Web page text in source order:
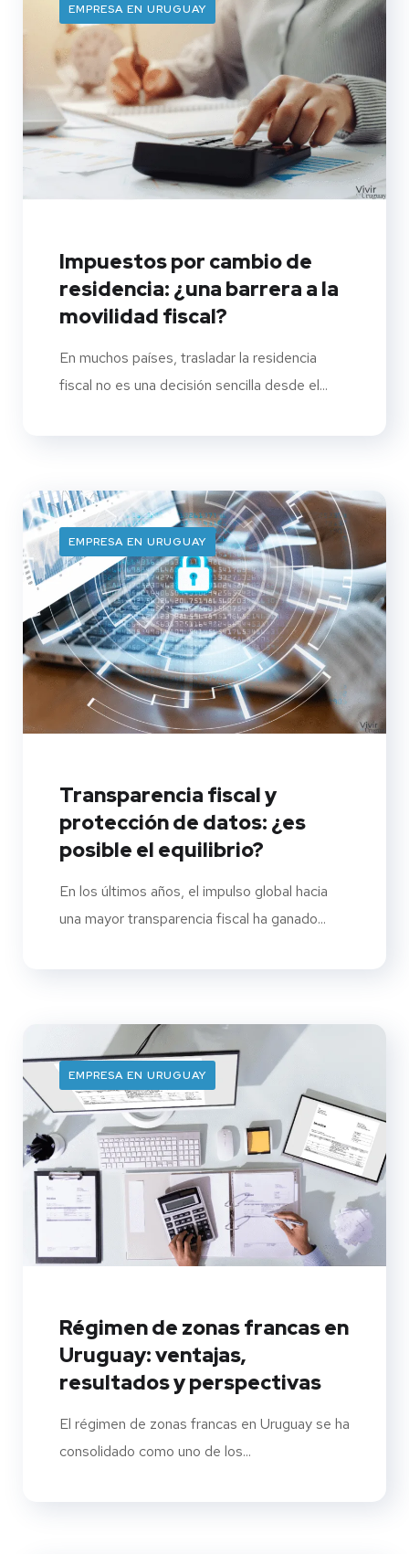
EMPRESA EN URUGUAY
Impuestos por cambio de
residencia: ¿una barrera a la
movilidad fiscal?
En muchos países, trasladar la residencia
fiscal no es una decisión sencilla desde el...
EMPRESA EN URUGUAY
Transparencia fiscal y
protección de datos: ¿es
posible el equilibrio?
En los últimos años, el impulso global hacia
una mayor transparencia fiscal ha ganado...
EMPRESA EN URUGUAY
Régimen de zonas francas en
Uruguay: ventajas,
resultados y perspectivas
El régimen de zonas francas en Uruguay se ha
consolidado como uno de los...